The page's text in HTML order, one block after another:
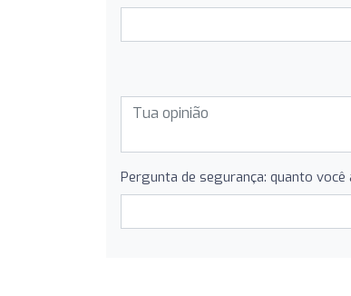
Pergunta de segurança: quanto você